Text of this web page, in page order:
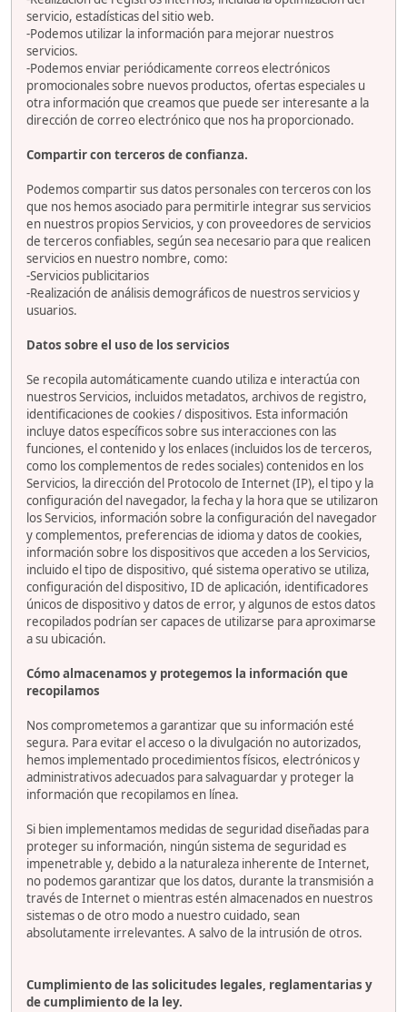
servicio, estadísticas del sitio web.
-Podemos utilizar la información para mejorar nuestros
servicios.
-Podemos enviar periódicamente correos electrónicos
promocionales sobre nuevos productos, ofertas especiales u
otra información que creamos que puede ser interesante a la
dirección de correo electrónico que nos ha proporcionado.
Compartir con terceros de confianza.
Podemos compartir sus datos personales con terceros con los
que nos hemos asociado para permitirle integrar sus servicios
en nuestros propios Servicios, y con proveedores de servicios
de terceros confiables, según sea necesario para que realicen
servicios en nuestro nombre, como:
-Servicios publicitarios
-Realización de análisis demográficos de nuestros servicios y
usuarios.
Datos sobre el uso de los servicios
Se recopila automáticamente cuando utiliza e interactúa con
nuestros Servicios, incluidos metadatos, archivos de registro,
identificaciones de cookies / dispositivos. Esta información
incluye datos específicos sobre sus interacciones con las
funciones, el contenido y los enlaces (incluidos los de terceros,
como los complementos de redes sociales) contenidos en los
Servicios, la dirección del Protocolo de Internet (IP), el tipo y la
configuración del navegador, la fecha y la hora que se utilizaron
los Servicios, información sobre la configuración del navegador
y complementos, preferencias de idioma y datos de cookies,
información sobre los dispositivos que acceden a los Servicios,
incluido el tipo de dispositivo, qué sistema operativo se utiliza,
configuración del dispositivo, ID de aplicación, identificadores
únicos de dispositivo y datos de error, y algunos de estos datos
recopilados podrían ser capaces de utilizarse para aproximarse
a su ubicación.
Cómo almacenamos y protegemos la información que
recopilamos
Nos comprometemos a garantizar que su información esté
segura. Para evitar el acceso o la divulgación no autorizados,
hemos implementado procedimientos físicos, electrónicos y
administrativos adecuados para salvaguardar y proteger la
información que recopilamos en línea.
Si bien implementamos medidas de seguridad diseñadas para
proteger su información, ningún sistema de seguridad es
impenetrable y, debido a la naturaleza inherente de Internet,
no podemos garantizar que los datos, durante la transmisión a
través de Internet o mientras estén almacenados en nuestros
sistemas o de otro modo a nuestro cuidado, sean
absolutamente irrelevantes. A salvo de la intrusión de otros.
Cumplimiento de las solicitudes legales, reglamentarias y
de cumplimiento de la ley.